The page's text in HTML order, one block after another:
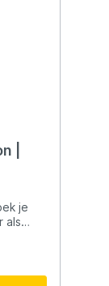
|
als